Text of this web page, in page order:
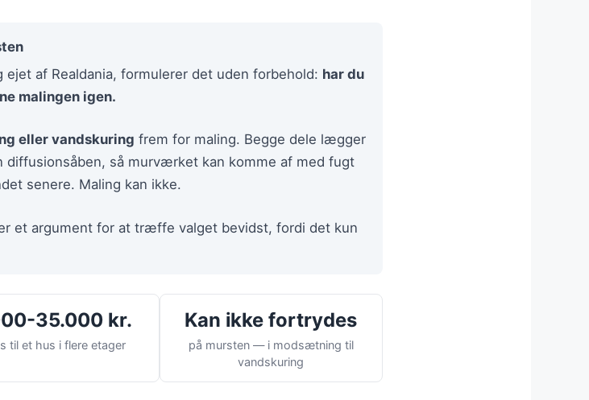
af Realdania, formulerer det uden forbehold: har du
malingen igen.
eller vandskuring frem for maling. Begge dele lægger
så murværket kan komme af med fugt
senere. Maling kan ikke.
et argument for at træffe valget bevidst, fordi det kun
35.000 kr.
til et hus i flere etager
Kan ikke fortrydes
på mursten — i modsætning til
vandskuring